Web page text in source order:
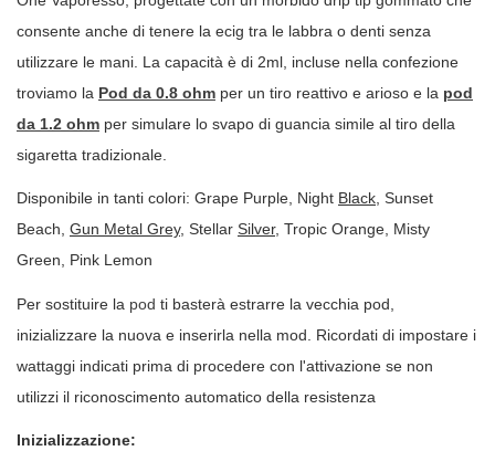
consente anche di tenere la ecig tra le labbra o denti senza
utilizzare le mani. La capacità è di 2ml, incluse nella confezione
troviamo la Pod da 0.8 ohm per un tiro reattivo e arioso e la pod
da 1.2 ohm per simulare lo svapo di guancia simile al tiro della
sigaretta tradizionale.
Disponibile in tanti colori: Grape Purple, Night Black, Sunset
Beach, Gun Metal Grey, Stellar Silver, Tropic Orange, Misty
Green, Pink Lemon
Per sostituire la pod ti basterà estrarre la vecchia pod,
inizializzare la nuova e inserirla nella mod. Ricordati di impostare i
wattaggi indicati prima di procedere con l'attivazione se non
utilizzi il riconoscimento automatico della resistenza
Inizializzazione: